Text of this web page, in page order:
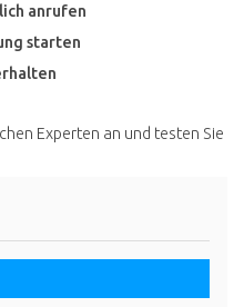
anrufen
starten
Experten an und testen Sie